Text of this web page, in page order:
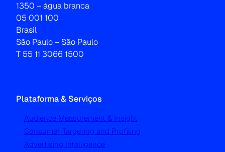
1350 – água branca
05 001 100
Brasil
São Paulo – São Paulo
T 55 11 3066 1500
Plataforma & Serviços
Audience Measurement & Insight
Consumer Targeting and Profiling
Advertising Intelligence